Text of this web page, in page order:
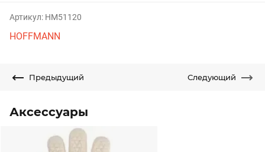
Артикул: HM51120
HOFFMANN
Предыдущий Следующий
Аксессуары